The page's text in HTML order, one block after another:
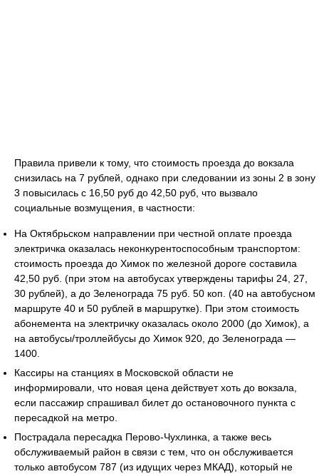
Правила привели к тому, что стоимость проезда до вокзала
снизилась на 7 рублей, однако при следовании из зоны 2 в зону
3 повысилась с 16,50 руб до 42,50 руб, что вызвало
социальные возмущения, в частности:
На Октябрьском направлении при честной оплате проезда
электричка оказалась неконкурентоспособным транспортом:
стоимость проезда до Химок по железной дороге составила
42,50 руб. (при этом на автобусах утверждены тарифы 24, 27,
30 рублей), а до Зеленограда 75 руб. 50 коп. (40 на автобусном
маршруте 40 и 50 рублей в маршрутке). При этом стоимость
абонемента на электричку оказалась около 2000 (до Химок), а
на автобусы/троллейбусы до Химок 920, до Зеленограда —
1400.
Кассиры на станциях в Московской области не
информировали, что новая цена действует хоть до вокзала,
если пассажир спрашивал билет до остановочного пункта с
пересадкой на метро.
Пострадала пересадка Перово-Чухлинка, а также весь
обслуживаемый район в связи с тем, что он обслуживается
только автобусом 787 (из идущих через МКАД), который не